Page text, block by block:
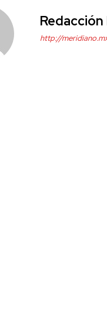
http://